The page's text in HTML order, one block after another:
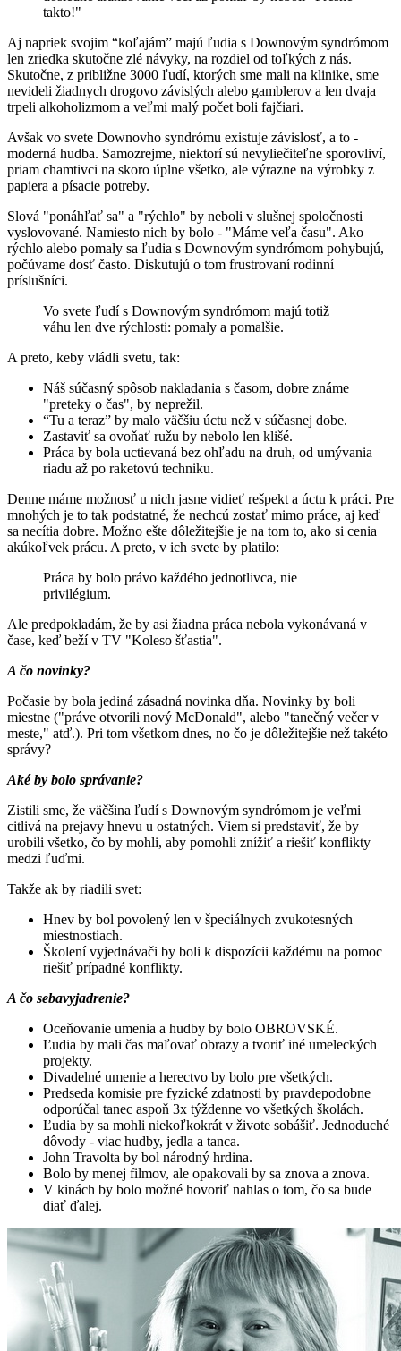
takto!"
Aj napriek svojim “koľajám” majú ľudia s Downovým syndrómom
len zriedka skutočne zlé návyky, na rozdiel od toľkých z nás.
Skutočne, z približne 3000 ľudí, ktorých sme mali na klinike, sme
nevideli žiadnych drogovo závislých alebo gamblerov a len dvaja
trpeli alkoholizmom a veľmi malý počet boli fajčiari.
Avšak vo svete Downovho syndrómu existuje závislosť, a to -
moderná hudba. Samozrejme, niektorí sú nevyliečiteľne sporovliví,
priam chamtivci na skoro úplne všetko, ale výrazne na výrobky z
papiera a písacie potreby.
Slová "ponáhľať sa" a "rýchlo" by neboli v slušnej spoločnosti
vyslovované. Namiesto nich by bolo - "Máme veľa času". Ako
rýchlo alebo pomaly sa ľudia s Downovým syndrómom pohybujú,
počúvame dosť často. Diskutujú o tom frustrovaní rodinní
príslušníci.
Vo svete ľudí s Downovým syndrómom majú totiž
váhu len dve rýchlosti: pomaly a pomalšie.
A preto, keby vládli svetu, tak:
Náš súčasný spôsob nakladania s časom, dobre známe
"preteky o čas", by neprežil.
“Tu a teraz” by malo väčšiu úctu než v súčasnej dobe.
Zastaviť sa ovoňať ružu by nebolo len klišé.
Práca by bola uctievaná bez ohľadu na druh, od umývania
riadu až po raketovú techniku.
Denne máme možnosť u nich jasne vidieť rešpekt a úctu k práci. Pre
mnohých je to tak podstatné, že nechcú zostať mimo práce, aj keď
sa necítia dobre. Možno ešte dôležitejšie je na tom to, ako si cenia
akúkoľvek prácu. A preto, v ich svete by platilo:
Práca by bolo právo každého jednotlivca, nie
privilégium.
Ale predpokladám, že by asi žiadna práca nebola vykonávaná v
čase, keď beží v TV "Koleso šťastia".
A čo novinky?
Počasie by bola jediná zásadná novinka dňa. Novinky by boli
miestne ("práve otvorili nový McDonald", alebo "tanečný večer v
meste," atď.). Pri tom všetkom dnes, no čo je dôležitejšie než takéto
správy?
Aké by bolo správanie?
Zistili sme, že väčšina ľudí s Downovým syndrómom je veľmi
citlivá na prejavy hnevu u ostatných. Viem si predstaviť, že by
urobili všetko, čo by mohli, aby pomohli znížiť a riešiť konflikty
medzi ľuďmi.
Takže ak by riadili svet:
Hnev by bol povolený len v špeciálnych zvukotesných
miestnostiach.
Školení vyjednávači by boli k dispozícii každému na pomoc
riešiť prípadné konflikty.
A čo sebavyjadrenie?
Oceňovanie umenia a hudby by bolo OBROVSKÉ.
Ľudia by mali čas maľovať obrazy a tvoriť iné umeleckých
projekty.
Divadelné umenie a herectvo by bolo pre všetkých.
Predseda komisie pre fyzické zdatnosti by pravdepodobne
odporúčal tanec aspoň 3x týždenne vo všetkých školách.
Ľudia by sa mohli niekoľkokrát v živote sobášiť. Jednoduché
dôvody - viac hudby, jedla a tanca.
John Travolta by bol národný hrdina.
Bolo by menej filmov, ale opakovali by sa znova a znova.
V kinách by bolo možné hovoriť nahlas o tom, čo sa bude
diať ďalej.